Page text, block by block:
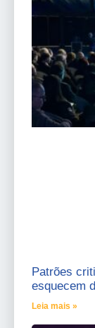
Patrões
esquecem
Leia mais »